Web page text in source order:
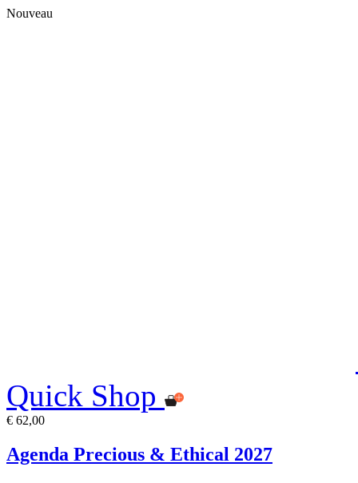
Nouveau
Quick Shop
€ 62,00
Agenda Precious & Ethical 2027